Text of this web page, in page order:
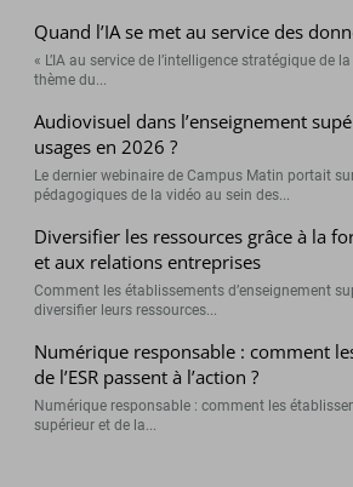
Quand l’IA se met au service des
« L’IA au service de l’intelligence stratégique de
thème du...
Audiovisuel dans l’enseignement
usages en 2026 ?
Le dernier webinaire de Campus Matin portait
pédagogiques de la vidéo au sein des...
Diversifier les ressources grâce à la
et aux relations entreprises
Comment les établissements d’enseignement
diversifier leurs ressources...
Numérique responsable : comment
de l’ESR passent à l’action ?
Numérique responsable : comment les
supérieur et de la...